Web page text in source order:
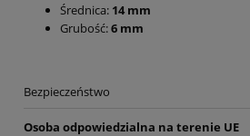
Średnica: 14 mm
Grubość:6 mm
Bezpieczeństwo
Osoba odpowiedzialna na terenie UE